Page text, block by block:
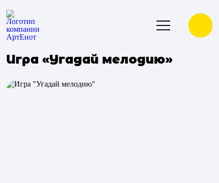
Игра «Угадай мелодию»